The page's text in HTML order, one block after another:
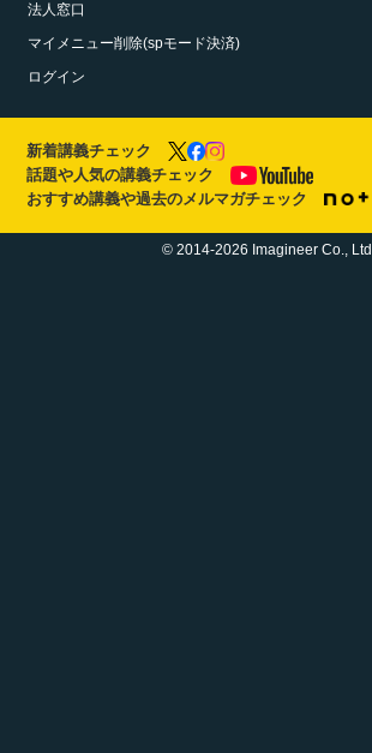
法人窓口
マイメニュー削除(spモード決済)
ログイン
新着講義チェック
話題や人気の講義チェック
おすすめ講義や過去のメルマガチェック
© 2014-2026 Imagineer Co., Ltd.